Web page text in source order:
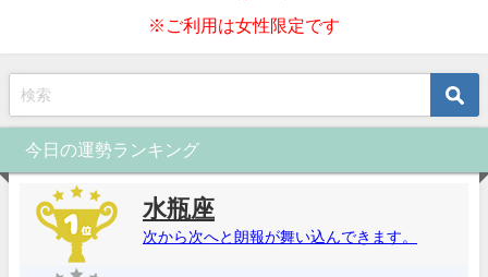
※ご利用は女性限定です
今日の運勢ランキング
水瓶座
次から次へと朗報が舞い込んできます。